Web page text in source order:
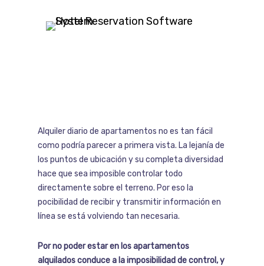
Alquiler diario de apartamentos no es tan fácil
como podría parecer a primera vista. La lejanía de
los puntos de ubicación y su completa diversidad
hace que sea imposible controlar todo
directamente sobre el terreno. Por eso la
pocibilidad de recibir y transmitir información en
línea se está volviendo tan necesaria.
Por no poder estar en los apartamentos
alquilados conduce a la imposibilidad de control, y